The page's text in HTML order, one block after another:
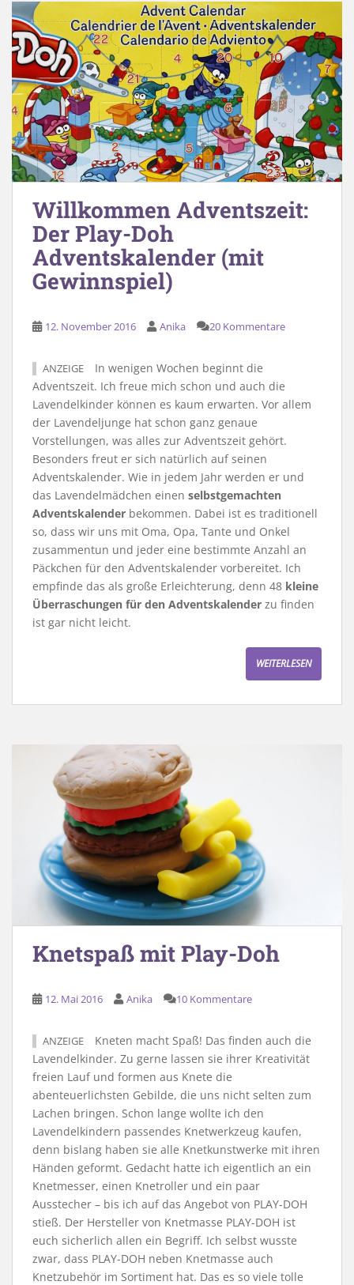
Willkommen Adventszeit:
Der Play-Doh
Adventskalender (mit
Gewinnspiel)
12. November 2016 Anika 20 Kommentare
ANZEIGE
In wenigen Wochen beginnt die
Adventszeit. Ich freue mich schon und auch die
Lavendelkinder können es kaum erwarten. Vor allem
der Lavendeljunge hat schon ganz genaue
Vorstellungen, was alles zur Adventszeit gehört.
Besonders freut er sich natürlich auf seinen
Adventskalender. Wie in jedem Jahr werden er und
das Lavendelmädchen einen selbstgemachten
Adventskalender bekommen. Dabei ist es traditionell
so, dass wir uns mit Oma, Opa, Tante und Onkel
zusammentun und jeder eine bestimmte Anzahl an
Päckchen für den Adventskalender vorbereitet. Ich
empfinde das als große Erleichterung, denn 48 kleine
Überraschungen für den Adventskalender zu finden
ist gar nicht leicht.
WEITERLESEN
Knetspaß mit Play-Doh
12. Mai 2016 Anika 10 Kommentare
ANZEIGE
Kneten macht Spaß! Das finden auch die
Lavendelkinder. Zu gerne lassen sie ihrer Kreativität
freien Lauf und formen aus Knete die
abenteuerlichsten Gebilde, die uns nicht selten zum
Lachen bringen. Schon lange wollte ich den
Lavendelkindern passendes Knetwerkzeug kaufen,
denn bislang haben sie alle Knetkunstwerke mit ihren
Händen geformt. Gedacht hatte ich eigentlich an ein
Knetmesser, einen Knetroller und ein paar
Ausstecher – bis ich auf das Angebot von PLAY-DOH
stieß. Der Hersteller von Knetmasse PLAY-DOH ist
euch sicherlich allen ein Begriff. Ich selbst wusste
zwar, dass PLAY-DOH neben Knetmasse auch
Knetzubehör im Sortiment hat. Das es so viele tolle